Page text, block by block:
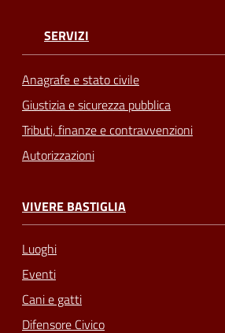
SERVIZI
Anagrafe e stato civile
Giustizia e sicurezza pubblica
Tributi, finanze e contravvenzioni
Autorizzazioni
VIVERE BASTIGLIA
Luoghi
Eventi
Cani e gatti
Difensore Civico